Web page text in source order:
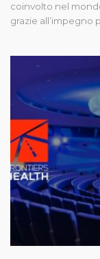
coinvolto nel
grazie all’impegno